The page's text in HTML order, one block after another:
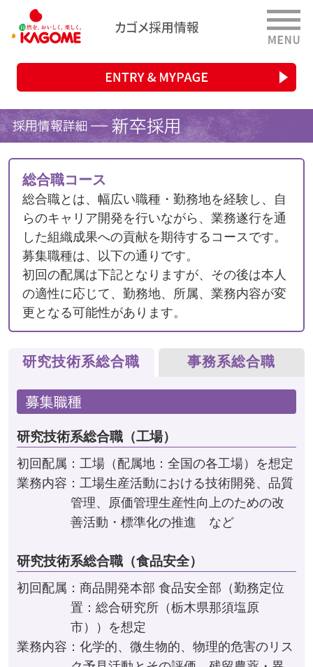
総合職コース
総合職とは、幅広い職種・勤務地を経験し、自
らのキャリア開発を行いながら、業務遂行を通
した組織成果への貢献を期待するコースです。
募集職種は、以下の通りです。
初回の配属は下記となりますが、その後は本人
の適性に応じて、勤務地、所属、業務内容が変
更となる可能性があります。
研究技術系総合職 事務系総合職
研究技術系総合職（工場）
初回配属：工場（配属地：全国の各工場）を想定
業務内容：工場生産活動における技術開発、品質
管理、原価管理生産性向上のための改
善活動・標準化の推進 など
研究技術系総合職（食品安全）
初回配属：商品開発本部 食品安全部（勤務定位
置：総合研究所（栃木県那須塩原
市））を想定
業務内容：化学的、微生物的、物理的危害のリス